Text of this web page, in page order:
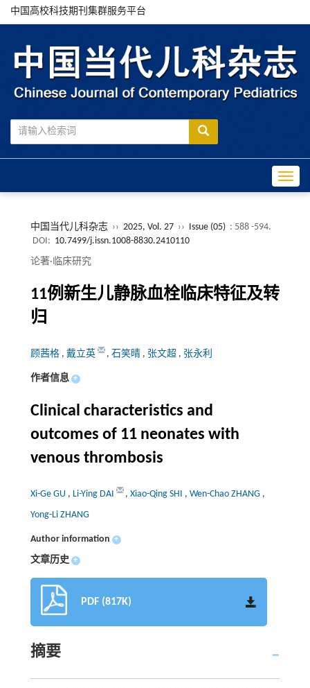
中国高校科技期刊集群服务平台
中国当代儿科杂志 ›› 2025, Vol. 27 ›› Issue (05) : 588 -594.
DOI: 10.7499/j.issn.1008-8830.2410110
论著·临床研究
11例新生儿静脉血栓临床特征及转
归
顾茜格 , 戴立英 , 石笑晴 , 张文超 , 张永利
作者信息 +
Clinical characteristics and
outcomes of 11 neonates with
venous thrombosis
Xi-Ge GU , Li-Ying DAI , Xiao-Qing SHI , Wen-Chao ZHANG ,
Yong-Li ZHANG
Author information +
文章历史 +
PDF (817K)
摘要